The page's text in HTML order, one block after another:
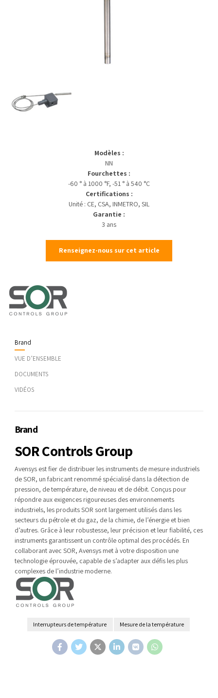
Modèles :
NN
Fourchettes :
-60 ° à 1000 °F, -51 ° à 540 °C
Certifications :
Unité : CE, CSA, INMETRO, SIL
Garantie :
3 ans
Renseignez-nous sur cet article
Brand
VUE D’ENSEMBLE
DOCUMENTS
VIDÉOS
Brand
SOR Controls Group
Avensys est fier de distribuer les instruments de mesure industriels
de SOR, un fabricant renommé spécialisé dans la détection de
pression, de température, de niveau et de débit. Conçus pour
répondre aux exigences rigoureuses des environnements
industriels, les produits SOR sont largement utilisés dans les
secteurs du pétrole et du gaz, de la chimie, de l’énergie et bien
d’autres. Grâce à leur robustesse, leur précision et leur fiabilité, ces
instruments garantissent un contrôle optimal des procédés. En
collaborant avec SOR, Avensys met à votre disposition une
technologie éprouvée, capable de s’adapter aux défis les plus
complexes de l’industrie moderne.
Interrupteurs de température Mesure de la température